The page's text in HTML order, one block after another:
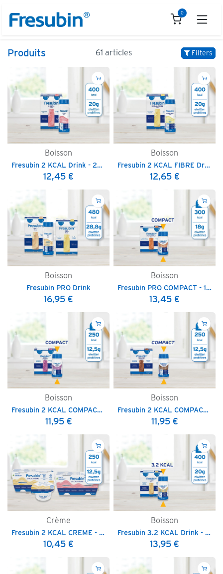
0
Produits 61 articles Filters
Boisson
Fresubin 2 KCAL Drink - 200 ml
12,45 €
Boisson
Fresubin 2 KCAL FIBRE Drink - 200 ml
12,65€
Boisson
Fresubin PRO Drink
16,95 €
Boisson
Fresubin PRO COMPACT - 125 ml
13,45 €
Boisson
Fresubin 2 KCAL COMPACT Drink - 125 ml
11,95€
Boisson
Fresubin 2 KCAL COMPACT FIBRE Drink - 125 ml
11,95€
Crème
Fresubin 2 KCAL CREME - 125 g
10,45 €
Boisson
Fresubin 3.2 KCAL Drink - 125 ml
13,95 €